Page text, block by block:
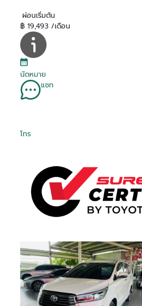
ผ่อนเริ่มต้น
฿ 19,493 /เดือน
นัดหมาย
แชท
โทร